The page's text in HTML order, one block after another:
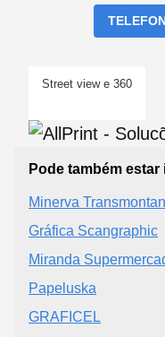
Street view e 360
Pode também
Minerva
Gráfica Scangraphic
Miranda
Papeluska
GRAFICEL